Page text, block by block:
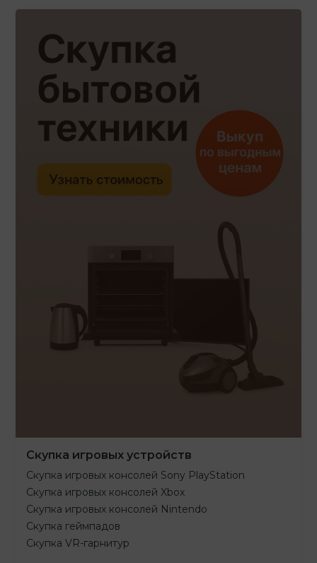
Скупка игровых устройств
Скупка игровых консолей Sony PlayStation
Скупка игровых консолей Xbox
Скупка игровых консолей Nintendo
Скупка геймпадов
Скупка VR-гарнитур